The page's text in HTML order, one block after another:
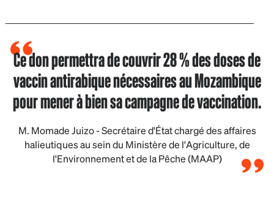
Ce don permettra de couvrir 28 % des doses de
vaccin antirabique nécessaires au Mozambique
pour mener à bien sa campagne de vaccination.
M. Momade Juizo - Secrétaire d'État chargé des affaires
halieutiques au sein du Ministère de l'Agriculture, de
l'Environnement et de la Pêche (MAAP)